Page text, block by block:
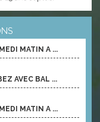
MATIN A ...
AVEC BAL ...
MATIN A ...